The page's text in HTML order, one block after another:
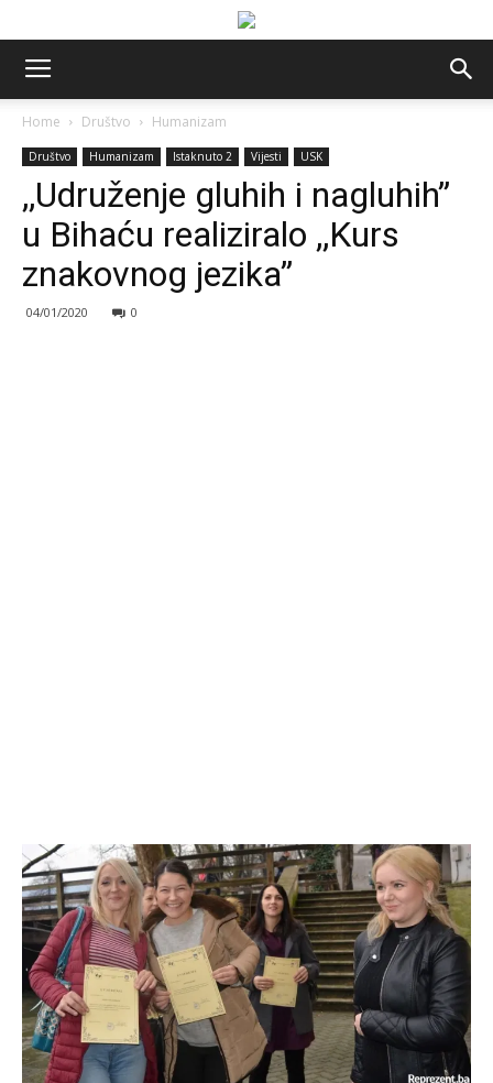
Home Društvo Humanizam
Društvo Humanizam Istaknuto 2 Vijesti USK
,,Udruženje gluhih i nagluhih”
u Bihaću realiziralo ,,Kurs
znakovnog jezika”
04/01/2020 0